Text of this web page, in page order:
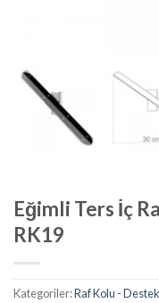
Eğimli Ters İç
RK19
Kategoriler:Raf Kolu - Destek